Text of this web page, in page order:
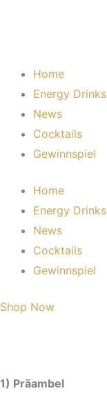
Home
Energy Drinks
News
Cocktails
Gewinnspiel
Home
Energy Drinks
News
Cocktails
Gewinnspiel
Shop Now
1) Präambel